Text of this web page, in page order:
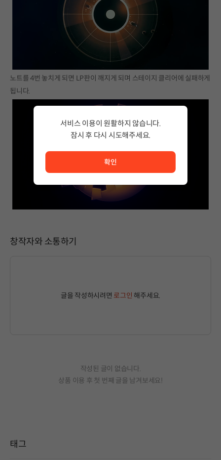
노트를 4번 놓치게 되면 LP판이 깨지게 되며 스테이지 클리어에 실패하게
됩니다.
창작자와 소통하기
글을 작성하시려면 로그인 해주세요.
작성된 글이 없습니다.
상품 이용 후 첫 번째 글을 남겨보세요!
태그
서비스 이용이 원활하지 않습니다.
잠시 후 다시 시도해주세요.
확인